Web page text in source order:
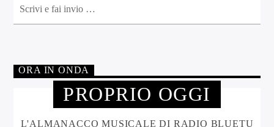
ORA IN ONDA
PROPRIO OGGI
L'ALMANACCO MUSICALE DI RADIO BLUETU